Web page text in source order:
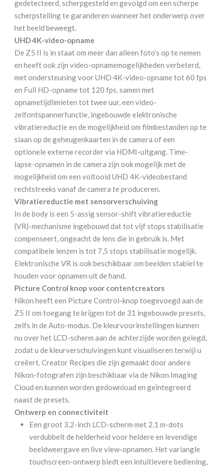
gedetecteerd, scherpgesteld en gevolgd om een scherpe
scherpstelling te garanderen wanneer het onderwerp over
het beeld beweegt.
UHD 4K-video-opname
De Z5 II is in staat om meer dan alleen foto’s op te nemen
en heeft ook zijn video-opnamemogelijkheden verbeterd,
met ondersteuning voor UHD 4K-video-opname tot 60 fps
en Full HD-opname tot 120 fps, samen met
opnametijdlimieten tot twee uur, een video-
zelfontspannerfunctie, ingebouwde elektronische
vibratiereductie en de mogelijkheid om filmbestanden op te
slaan op de geheugenkaarten in de camera of een
optionele externe recorder via HDMI-uitgang. Time-
lapse-opnamen in de camera zijn ook mogelijk met de
mogelijkheid om een voltooid UHD 4K-videobestand
rechtstreeks vanaf de camera te produceren.
Vibratiereductie met sensorverschuiving
In de body is een 5-assig sensor-shift vibratiereductie
(VR)-mechanisme ingebouwd dat tot vijf stops stabilisatie
compenseert, ongeacht de lens die in gebruik is. Met
compatibele lenzen is tot 7,5 stops stabilisatie mogelijk.
Elektronische VR is ook beschikbaar om beelden stabiel te
houden voor opnamen uit de hand.
Picture Control knop voor contentcreators
Nikon heeft een Picture Control-knop toegevoegd aan de
Z5 II om toegang te krijgen tot de 31 ingebouwde presets,
zelfs in de Auto-modus. De kleurvoorinstellingen kunnen
nu over het LCD-scherm aan de achterzijde worden gelegd,
zodat u de kleurverschuivingen kunt visualiseren terwijl u
creëert. Creator Recipes die zijn gemaakt door andere
Nikon-fotografen zijn beschikbaar via de Nikon Imaging
Cloud en kunnen worden gedownload en geïntegreerd
naast de presets.
Ontwerp en connectiviteit
Een groot 3,2-inch LCD-scherm met 2,1 m-dots
verdubbelt de helderheid voor heldere en levendige
beeldweergave en live view-opnamen. Het variangle
touchscreen-ontwerp biedt een intuïtievere bediening,